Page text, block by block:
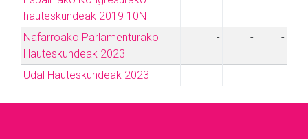
hauteskundeak 2019 10N
Nafarroako Parlamenturako
Hauteskundeak 2023
- - -
Udal Hauteskundeak 2023 - - -